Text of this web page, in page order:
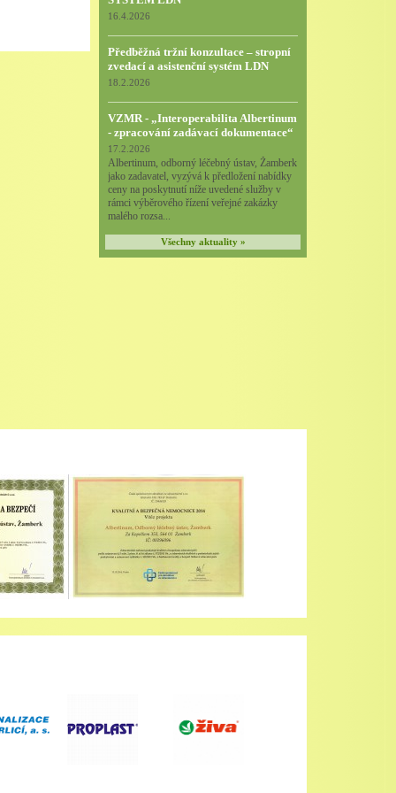
16.4.2026
Předběžná tržní konzultace – stropní
zvedací a asistenční systém LDN
18.2.2026
VZMR - „Interoperabilita Albertinum
- zpracování zadávací dokumentace“
17.2.2026
Albertinum, odborný léčebný ústav, Žamberk
jako zadavatel, vyzývá k předložení nabídky
ceny na poskytnutí níže uvedené služby v
rámci výběrového řízení veřejné zakázky
malého rozsa...
Všechny aktuality »